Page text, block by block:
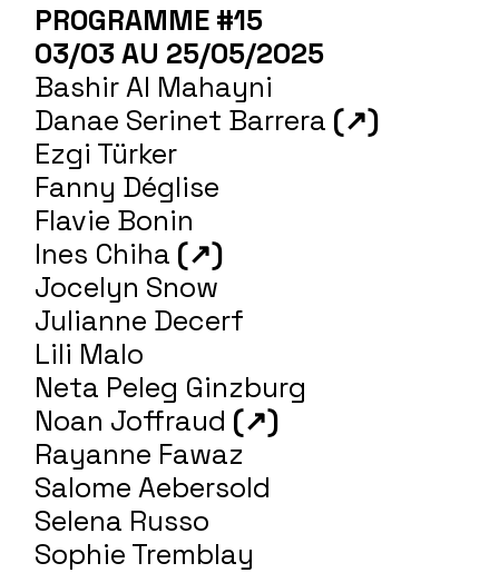
PROGRAMME #15
03/03 AU 25/05/2025
Bashir Al Mahayni
Danae Serinet Barrera (↗)
Ezgi Türker
Fanny Déglise
Flavie Bonin
Ines Chiha (↗)
Jocelyn Snow
Julianne Decerf
Lili Malo
Neta Peleg Ginzburg
Noan Joffraud (↗)
Rayanne Fawaz
Salome Aebersold
Selena Russo
Sophie Tremblay